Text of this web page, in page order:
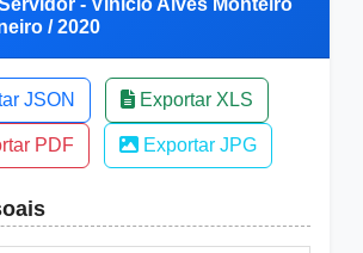
- Vinicio Alves Monteiro
/ 2020
JSON Exportar XLS
PDF Exportar JPG